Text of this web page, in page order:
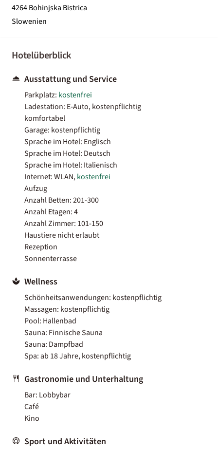
4264 Bohinjska Bistrica
Slowenien
Hotelüberblick
Ausstattung und Service
Parkplatz: kostenfrei
Ladestation: E-Auto, kostenpflichtig
komfortabel
Garage: kostenpflichtig
Sprache im Hotel: Englisch
Sprache im Hotel: Deutsch
Sprache im Hotel: Italienisch
Internet: WLAN,kostenfrei
Aufzug
Anzahl Betten: 201-300
Anzahl Etagen: 4
Anzahl Zimmer: 101-150
Haustiere nicht erlaubt
Rezeption
Sonnenterrasse
Wellness
Schönheitsanwendungen: kostenpflichtig
Massagen: kostenpflichtig
Pool: Hallenbad
Sauna: Finnische Sauna
Sauna: Dampfbad
Spa: ab 18 Jahre, kostenpflichtig
Gastronomie und Unterhaltung
Bar: Lobbybar
Café
Kino
Sport und Aktivitäten